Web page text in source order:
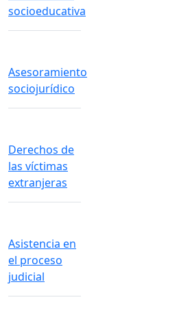
socioeducativa
Asesoramiento
sociojurídico
Derechos de
las víctimas
extranjeras
Asistencia en
el proceso
judicial